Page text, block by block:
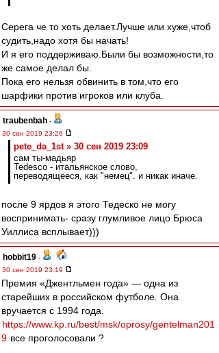
Серега че то хоть делает.Лучше или хуже,чтоб
судить,надо хотя бы начать!
И я его поддерживаю.Были бы возможности,то
же самое делал бы.
Пока его нельзя обвинить в том,что его
шарфики против игроков или клуба.
traubenbah -
30 сен 2019 23:26
pete_da_1st » 30 сен 2019 23:09
сам ты-мадьяр
Tedesco - итальянское слово,
переводящееся, как "немец". и никак иначе.
после 9 ярдов я этого Тедеско не могу
воспринимать- сразу глумливое лицо Брюса
Уиллиса всплывает)))
hobbit19 -
30 сен 2019 23:19
Премия «Джентльмен года» — одна из
старейших в российском футболе. Она
вручается с 1994 года.
https://www.kp.ru/best/msk/oprosy/gentelman201
9 все проголосовали ?